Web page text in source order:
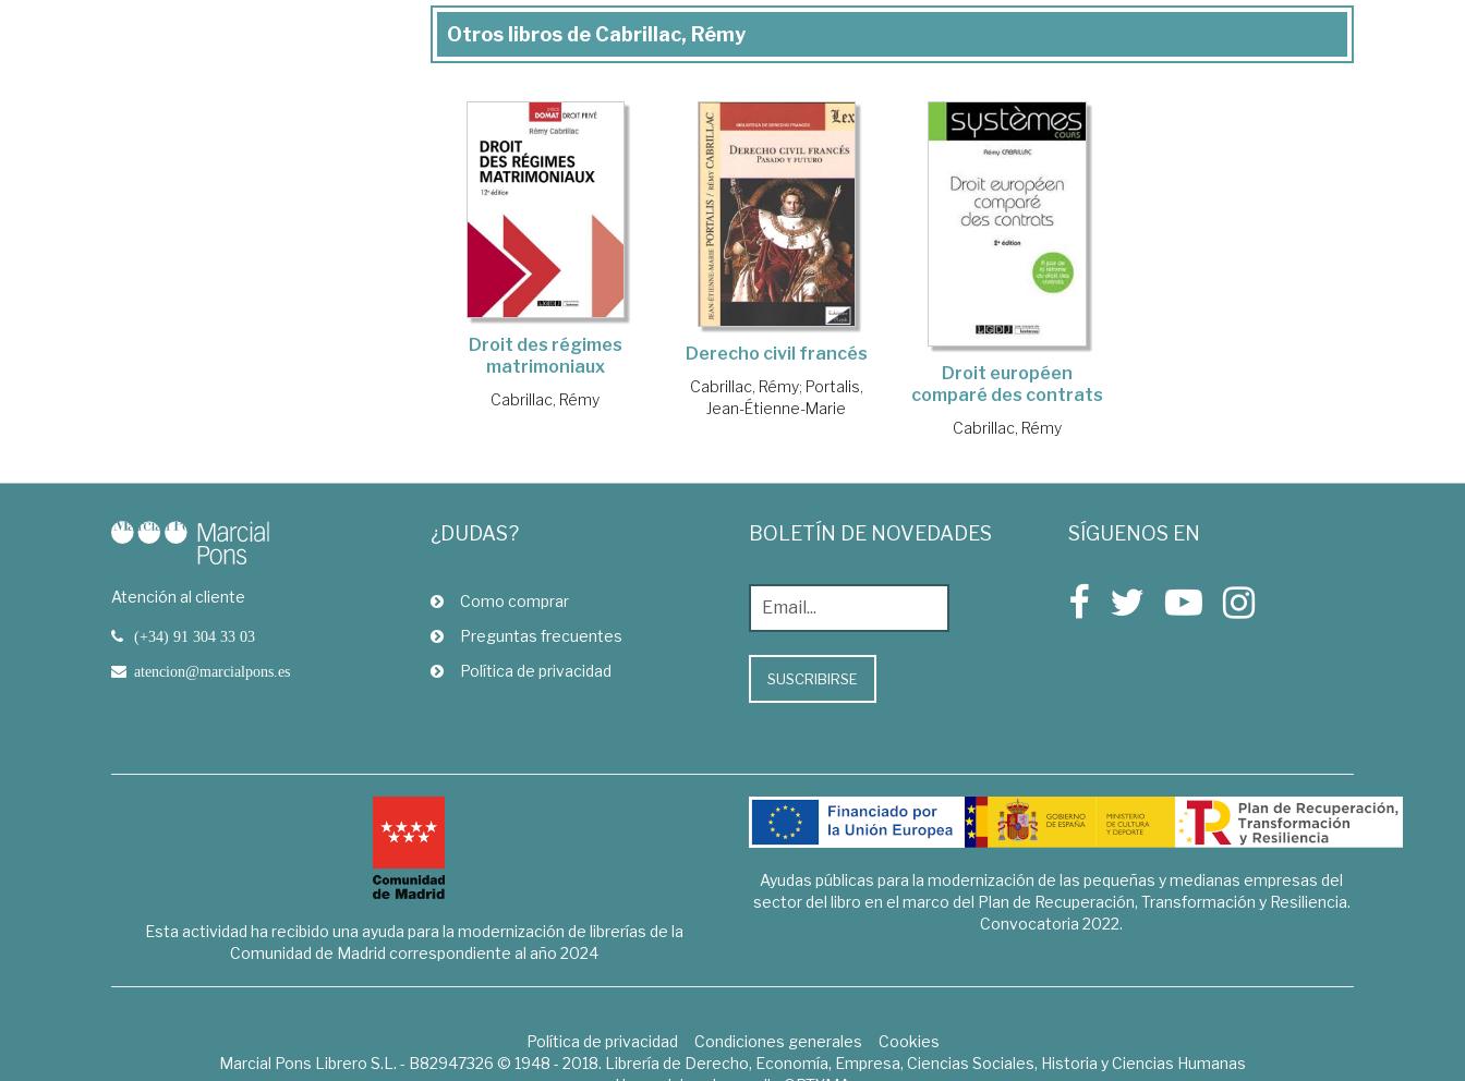
Otros libros de Cabrillac, Rémy
Droit des régimes
matrimoniaux
Cabrillac, Rémy
Derecho civil francés
Cabrillac, Rémy; Portalis,
Jean-Étienne-Marie
Droit européen
comparé des contrats
Cabrillac, Rémy
Atención al cliente
(+34) 91 304 33 03
atencion@marcialpons.es
¿DUDAS?
Como comprar
Preguntas frecuentes
Política de privacidad
BOLETÍN DE NOVEDADES
SUSCRIBIRSE
SÍGUENOS EN
Esta actividad ha recibido una ayuda para la modernización de librerías de la
Comunidad de Madrid correspondiente al año 2024
Ayudas públicas para la modernización de las pequeñas y medianas empresas del
sector del libro en el marco del Plan de Recuperación, Transformación y Resiliencia.
Convocatoria 2022.
Política de privacidad Condiciones generales
Cookies
Marcial Pons Librero S.L. - B82947326 © 1948 - 2018. Librería de Derecho, Economía, Empresa, Ciencias Sociales, Historia y Ciencias Humanas